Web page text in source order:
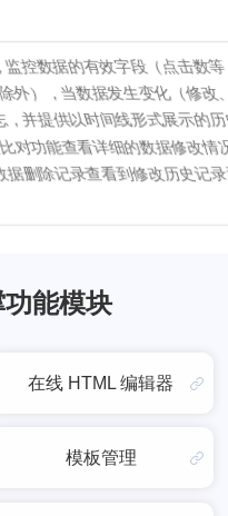
控数据的有效字段（点击数等
），当数据发生变化（修改、
提供以时间线形式展示的历史
能查看详细的数据修改情况，
记录查看到修改历史记录和删
能模块
在线 HTML 编辑器
模板管理